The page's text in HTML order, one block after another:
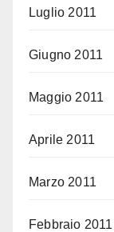
Luglio 2011
Giugno 2011
Maggio 2011
Aprile 2011
Marzo 2011
Febbraio 2011